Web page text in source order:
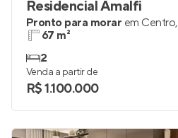
Residencial Amalfi
Pronto para morar em Centro,
67 m²
2
Venda a partir de
R$ 1.100.000